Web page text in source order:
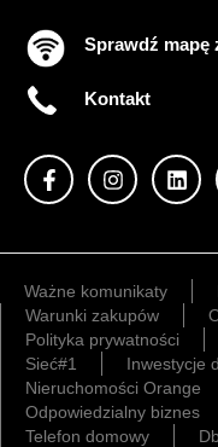
Sprawdź mapę
Kontakt
Ważne komunikaty
Warunki zakupów
Polityka prywatności
Sieć#1
Inwestycje
Nieruchomości Orange
Odpowiedzialny biznes
Telefon domowy